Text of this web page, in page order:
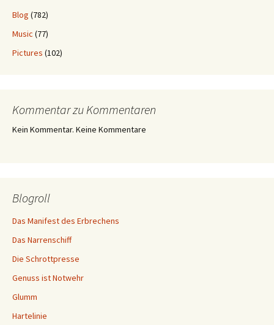
Blog (782)
Music (77)
Pictures (102)
Kommentar zu Kommentaren
Kein Kommentar. Keine Kommentare
Blogroll
Das Manifest des Erbrechens
Das Narrenschiff
Die Schrottpresse
Genuss ist Notwehr
Glumm
Hartelinie